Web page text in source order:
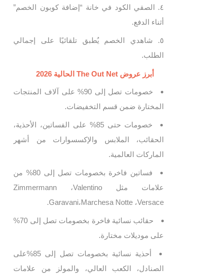
الصقي الكود في خانة “إضافة كوبون الخصم”
أثناء الدفع.
شاهدي الخصم يُطبق تلقائيًا على إجمالي
الطلب.
أبرز عروض The Out Net الحالية 2026
خصومات تصل إلى 90% على آلاف المنتجات
المختارة ضمن قسم التخفيضات.
خصومات حتى 85% على الفساتين، الأحذية،
الحقائب، الملابس والإكسسوارات من أشهر
الماركات العالمية.
فساتين فاخرة بخصومات تصل إلى 80% من
علامات مثل Zimmermann ،Valentino
Garavani،Marchesa Notte ،Versace.
حقائب نسائية فاخرة بخصومات تصل إلى 70%
على موديلات مختارة.
أحذية نسائية بخصومات تصل إلى 85%على
الصنادل، الكعب العالي، والمولز من علامات